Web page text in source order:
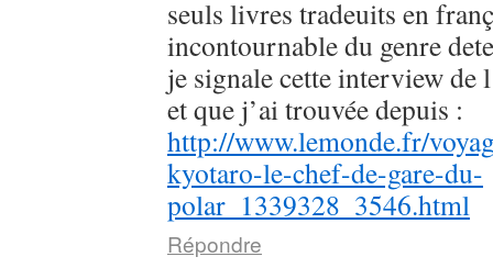
seuls livres tradeuits en
incontournable du genre
je signale cette interview de
et que j’ai trouvée depuis :
http://www.lemonde.fr/
kyotaro-le-chef-de-gare-du-
polar_1339328_3546.html
Répondre